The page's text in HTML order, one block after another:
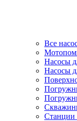
Все
Насосы
Насосы
Станции